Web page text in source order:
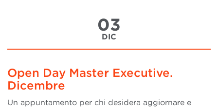
03
DIC
Open Day Master Executive.
Dicembre
Un appuntamento per chi desidera aggiornare e